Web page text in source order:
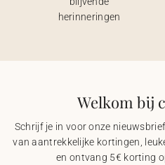
herinneringen
Welkom bij
Schrijf je in voor onze
van aantrekkelijke kortingen,
en ontvang 5€ korting